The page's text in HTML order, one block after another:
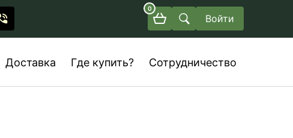
0
Войти
Доставка Где купить? Сотрудничество